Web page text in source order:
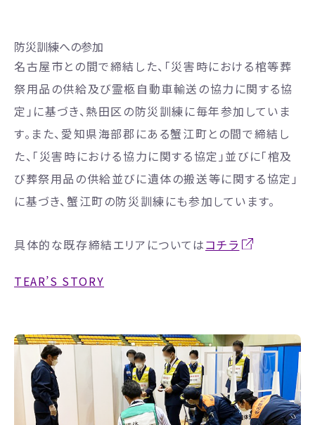
防災訓練への参加
名古屋市との間で締結した、「災害時における棺等葬
祭用品の供給及び霊柩自動車輸送の協力に関する協
定」に基づき、熱田区の防災訓練に毎年参加していま
す。また、愛知県海部郡にある蟹江町との間で締結し
た、「災害時における協力に関する協定」並びに「棺及
び葬祭用品の供給並びに遺体の搬送等に関する協定」
に基づき、蟹江町の防災訓練にも参加しています。
具体的な既存締結エリアについてはコチラ
TEAR’S STORY